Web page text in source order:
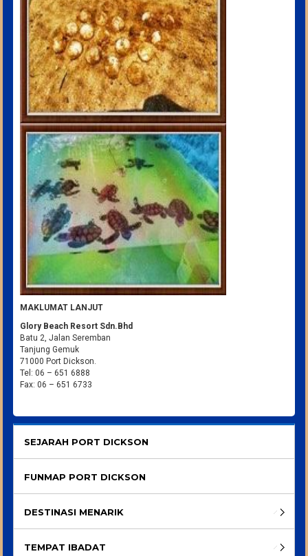
MAKLUMAT LANJUT
Glory Beach Resort Sdn.Bhd
Batu 2, Jalan Seremban
Tanjung Gemuk
71000 Port Dickson.
Tel: 06 – 651 6888
Fax: 06 – 651 6733
SEJARAH PORT DICKSON
FUNMAP PORT DICKSON
DESTINASI MENARIK
TEMPAT IBADAT